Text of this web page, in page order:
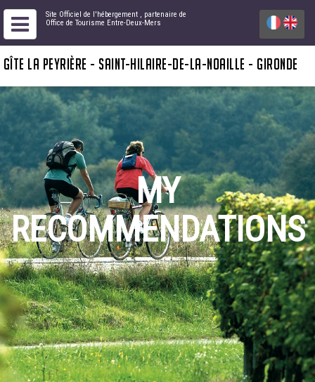
Site Officiel de l'hébergement , partenaire de
Office de Tourisme Entre-Deux-Mers
GÎTE LA PEYRIÈRE - SAINT-HILAIRE-DE-LA-NOAILLE - GIRONDE
MY
RECOMMENDATIONS